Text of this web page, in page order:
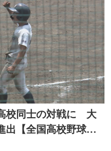
校同士の対戦に 大
出【全国高校野球選